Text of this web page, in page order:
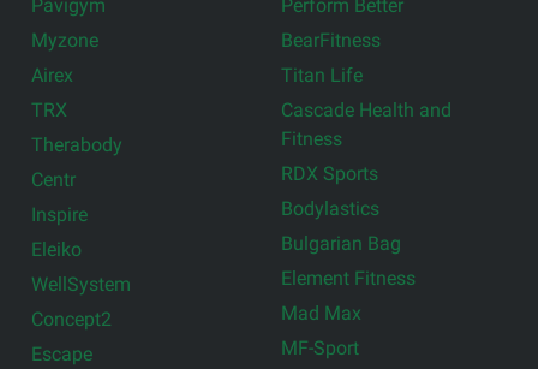
Pavigym
Myzone
Airex
TRX
Therabody
Centr
Inspire
Eleiko
WellSystem
Concept2
Escape
Perform Better
BearFitness
Titan Life
Cascade Health and
Fitness
RDX Sports
Bodylastics
Bulgarian Bag
Element Fitness
Mad Max
MF-Sport